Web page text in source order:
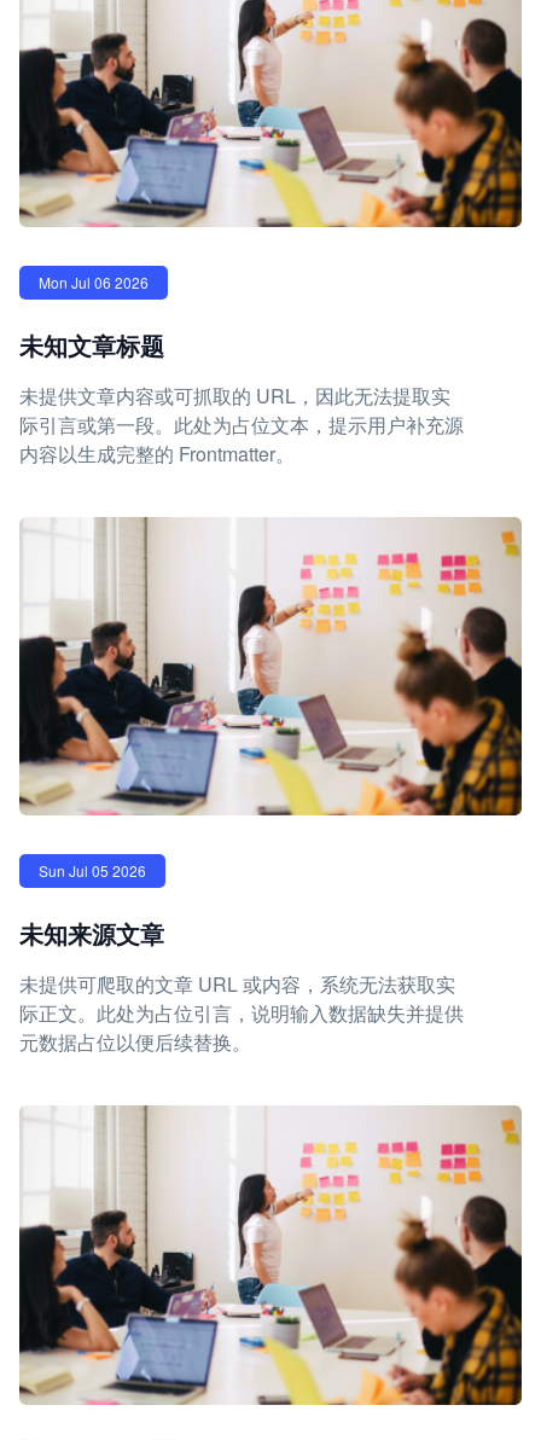
Mon Jul 06 2026
未知文章标题
未提供文章内容或可抓取的 URL，因此无法提取实
际引言或第一段。此处为占位文本，提示用户补充源
内容以生成完整的 Frontmatter。
Sun Jul 05 2026
未知来源文章
未提供可爬取的文章 URL 或内容，系统无法获取实
际正文。此处为占位引言，说明输入数据缺失并提供
元数据占位以便后续替换。